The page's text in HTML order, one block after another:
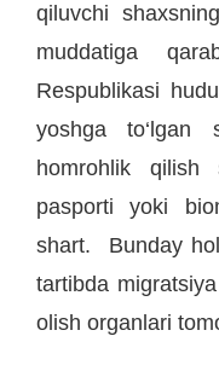
qiluvchi
muddatiga
Respublikasi
yoshga
homrohlik
pasporti yoki
shart. Bunday
tartibda
olish organlari